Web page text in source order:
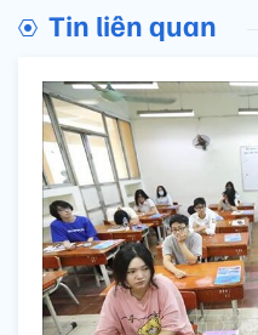
Tin liên quan